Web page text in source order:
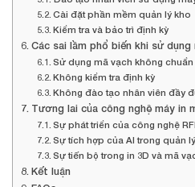
Cài đặt phần mềm quản lý kho
Kiểm tra và bảo trì định kỳ
Các sai lầm phổ biến khi sử dụng
Sử dụng mã vạch không chuẩn
Không kiểm tra định kỳ
Không đào tạo nhân viên đầy
Tương lai của công nghệ máy in
Sự phát triển của công nghệ
Sự tích hợp của AI trong quản
Sự tiến bộ trong in 3D và mã
Kết luận